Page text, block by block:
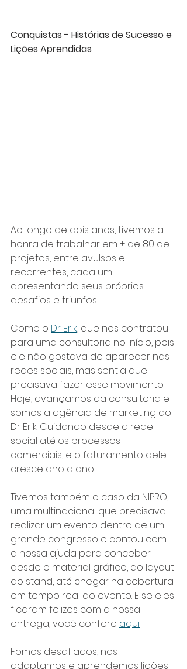
Conquistas - Histórias de Sucesso e
Lições Aprendidas
Ao longo de dois anos, tivemos a
honra de trabalhar em + de 80 de
projetos, entre avulsos e
recorrentes, cada um
apresentando seus próprios
desafios e triunfos.
Como o Dr Erik, que nos contratou
para uma consultoria no início, pois
ele não gostava de aparecer nas
redes sociais, mas sentia que
precisava fazer esse movimento.
Hoje, avançamos da consultoria e
somos a agência de marketing do
Dr Erik. Cuidando desde a rede
social até os processos
comerciais, e o faturamento dele
cresce ano a ano.
Tivemos também o caso da NIPRO,
uma multinacional que precisava
realizar um evento dentro de um
grande congresso e contou com
a nossa ajuda para conceber
desde o material gráfico, ao layout
do stand, até chegar na cobertura
em tempo real do evento. E se eles
ficaram felizes com a nossa
entrega, você confere aqui.
Fomos desafiados, nos
adaptamos e aprendemos lições